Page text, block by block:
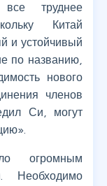
труднее
Китай
и устойчивый
по названию,
нового
членов
Си, могут
огромным
Необходимо